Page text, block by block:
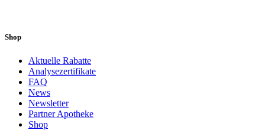
Shop
Aktuelle Rabatte
Analysezertifikate
FAQ
News
Newsletter
Partner Apotheke
Shop